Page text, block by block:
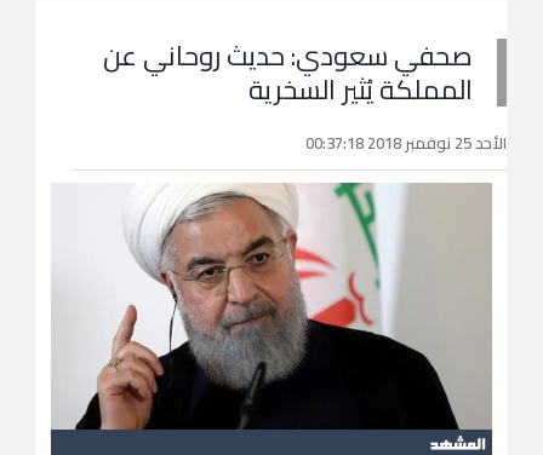
صحفي سعودي: حديث روحاني عن
المملكة يُثير السخرية
الأحد 25 نوفمبر 2018 00:37:18